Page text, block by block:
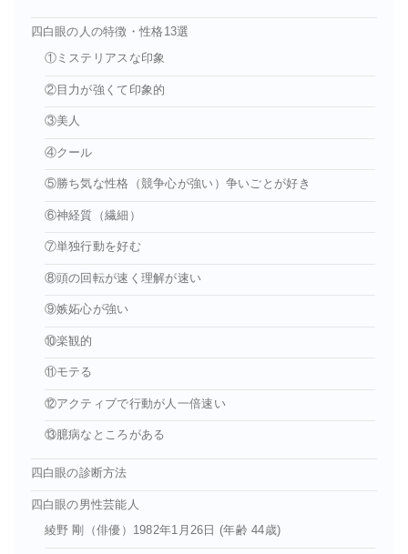
四白眼の人の特徴・性格13選
①ミステリアスな印象
②目力が強くて印象的
③美人
④クール
⑤勝ち気な性格（競争心が強い）争いごとが好き
⑥神経質（繊細）
⑦単独行動を好む
⑧頭の回転が速く理解が速い
⑨嫉妬心が強い
⑩楽観的
⑪モテる
⑫アクティブで行動が人一倍速い
⑬臆病なところがある
四白眼の診断方法
四白眼の男性芸能人
綾野 剛（俳優）1982年1月26日 (年齢 44歳)